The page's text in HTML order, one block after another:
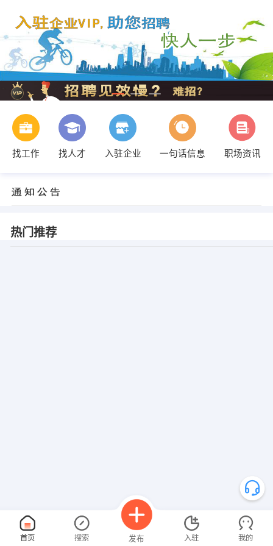
找工作 找人才 入驻企业 一句话信息 职场资讯
热门推荐
首页 搜索 发布 入驻 我的